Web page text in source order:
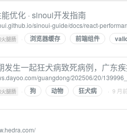
优化 · sinoui开发指南
sinoui-guide/docs/react-
腿肠 · 浏览器缓存 前端组件
发生一起狂犬病致死病例，广东
guangdong/202506/20/
腿肠 · 狗 动物 狂犬病 · 9 月前